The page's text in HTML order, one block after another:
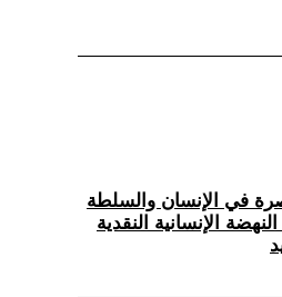
في الإنسان والسلطة
الإنسانية النقدية